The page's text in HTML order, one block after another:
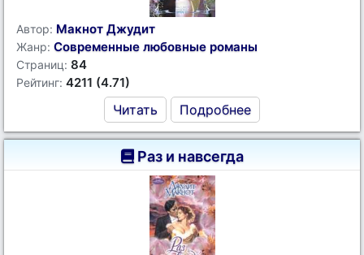
Автор: Макнот Джудит
Жанр: Современные любовные романы
Страниц: 84
Рейтинг: 4211 (4.71)
Читать Подробнее
Раз и навсегда